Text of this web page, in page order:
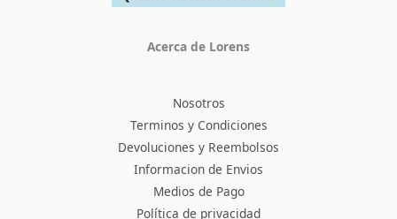
Acerca de Lorens
Nosotros
Terminos y Condiciones
Devoluciones y Reembolsos
Informacion de Envios
Medios de Pago
Política de privacidad